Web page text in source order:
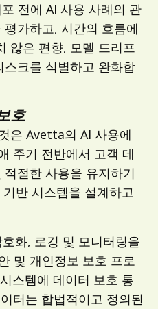
전에 AI 사용 사례의 관
가하고, 시간의 흐름에
않은 편향, 모델 드리프
크를 식별하고 완화합
호
은 Avetta의 AI 사용에
주기 전반에서 고객 데
절한 사용을 유지하기
반 시스템을 설계하고
화, 로깅 및 모니터링을
및 개인정보 보호 프로
스템에 데이터 보호 통
터는 합법적이고 정의된